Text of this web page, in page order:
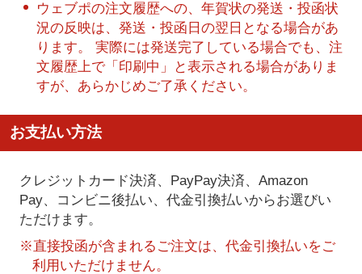
ウェブポの注文履歴への、年賀状の発送・投函状
況の反映は、発送・投函日の翌日となる場合があ
ります。 実際には発送完了している場合でも、注
文履歴上で「印刷中」と表示される場合がありま
すが、あらかじめご了承ください。
お支払い方法
クレジットカード決済、PayPay決済、Amazon
Pay、コンビニ後払い、代金引換払いからお選びい
ただけます。
※直接投函が含まれるご注文は、代金引換払いをご
利用いただけません。